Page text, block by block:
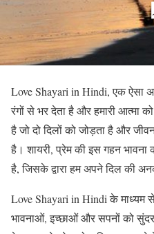
Love Shayari in Hindi, एक ऐसा
रंगों से भर देता है और हमारी आत्मा
है जो दो दिलों को जोड़ता है और
है। शायरी, प्रेम की इस गहन
है, जिसके द्वारा हम अपने दिल की
Love Shayari in Hindi के माध्यम
भावनाओं, इच्छाओं और सपनों को